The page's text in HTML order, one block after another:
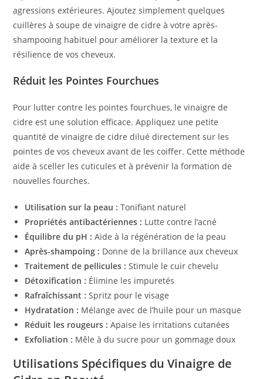
agressions extérieures. Ajoutez simplement quelques
cuillères à soupe de vinaigre de cidre à votre après-
shampooing habituel pour améliorer la texture et la
résilience de vos cheveux.
Réduit les Pointes Fourchues
Pour lutter contre les pointes fourchues, le vinaigre de
cidre est une solution efficace. Appliquez une petite
quantité de vinaigre de cidre dilué directement sur les
pointes de vos cheveux avant de les coiffer. Cette méthode
aide à sceller les cuticules et à prévenir la formation de
nouvelles fourches.
Utilisation sur la peau : Tonifiant naturel
Propriétés antibactériennes : Lutte contre l’acné
Équilibre du pH : Aide à la régénération de la peau
Après-shampoing : Donne de la brillance aux cheveux
Traitement de pellicules : Stimule le cuir chevelu
Détoxification : Élimine les impuretés
Rafraîchissant : Spritz pour le visage
Hydratation : Mélange avec de l’huile pour un masque
Réduit les rougeurs : Apaise les irritations cutanées
Exfoliation : Mêle à du sucre pour un gommage doux
Utilisations Spécifiques du Vinaigre de